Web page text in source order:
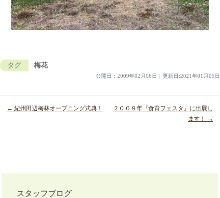
タグ 梅花
公開日： 2009年02月06日 ｜ 更新日:2021年01月05日
← 紀州田辺梅林オープニング式典！
２００９年『食育フェスタ』に出展し
ます！ →
スタッフブログ